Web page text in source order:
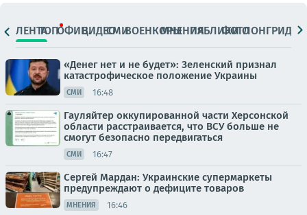
ЛЕНТАТОПОФИЦ.ВИДЕОСМИВОЕНКОРЫМНЕНИЯПАБЛИКИ
ФОТОЛОНГРИДЫ
«Денег нет и не будет»: Зеленский признал
катастрофическое положение Украины
СМИ 16:48
Гауляйтер оккупированной части Херсонской
области расстраивается, что ВСУ больше не
смогут безопасно передвигаться
СМИ 16:47
Сергей Мардан: Украинские супермаркеты
предупреждают о дефиците товаров
МНЕНИЯ 16:46